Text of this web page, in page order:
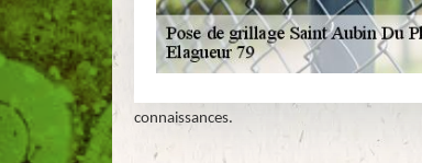
connaissances.